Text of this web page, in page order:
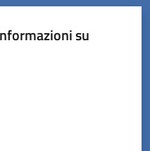
su